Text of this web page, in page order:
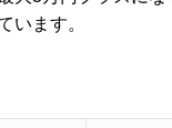
います。